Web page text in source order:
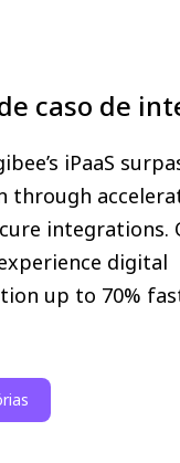
caso de
iPaaS
through
integrations.
digital
up to 70%